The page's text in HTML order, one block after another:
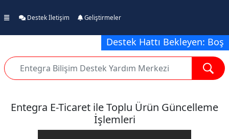
Destek İletişim Geliştirmeler
Destek Hattı Bekleyen: Boş
Entegra E-Ticaret ile Toplu Ürün Güncelleme
İşlemleri